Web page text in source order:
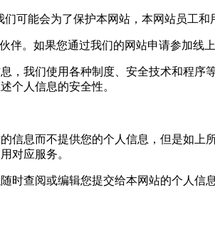
能会为了保护本网站，本网站员工和
。如果您通过我们的网站申请参加线
我们使用各种制度、安全技术和程序
个人信息的安全性。
息而不提供您的个人信息，但是如上
对应服务。
查阅或编辑您提交给本网站的个人信